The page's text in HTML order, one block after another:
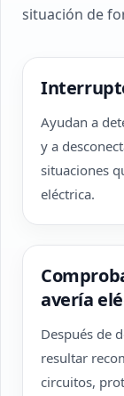
situación de
Ayudan a
y a
situaciones
eléctrica.
avería
Después de
resultar
circuitos,